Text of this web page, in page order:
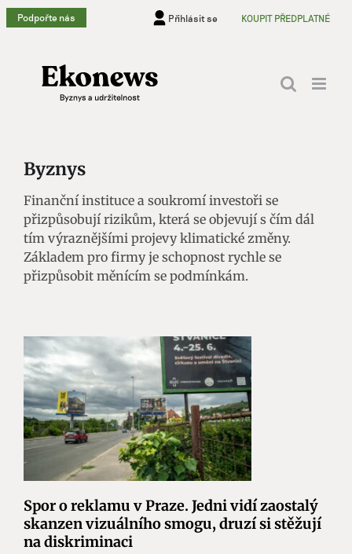
Přeskočit
na
Podpořte nás Přihlásit se KOUPIT PŘEDPLATNÉ
Byznys
Finanční instituce a soukromí investoři se
přizpůsobují rizikům, která se objevují s čím dál
tím výraznějšími projevy klimatické změny.
Základem pro firmy je schopnost rychle se
přizpůsobit měnícím se podmínkám.
Spor o reklamu v Praze. Jedni vidí zaostalý
skanzen vizuálního smogu, druzí si stěžují
na diskriminaci